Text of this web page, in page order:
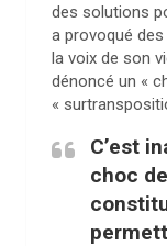
des solutions
a provoqué
la voix de son
dénoncé un «
«
C’est
choc